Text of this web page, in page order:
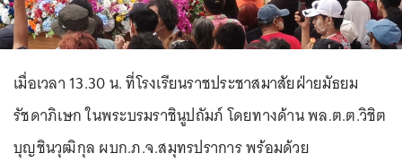
เมื่อเวลา 13.30 น. ที่โรงเรียนราชประชาสมาสัยฝ่ายมัธยม
รัชดาภิเษก ในพระบรมราชินูปถัมภ์ โดยทางด้าน พล.ต.ต.วิชิต
บุญชินวุฒิกุล ผบก.ภ.จ.สมุทรปราการ พร้อมด้วย